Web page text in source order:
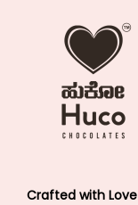
Crafted with Love